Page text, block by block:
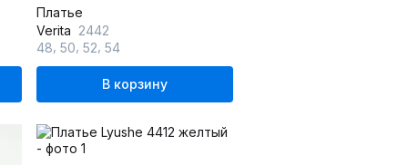
Платье
Verita 2442
48 50 52 54
В корзину